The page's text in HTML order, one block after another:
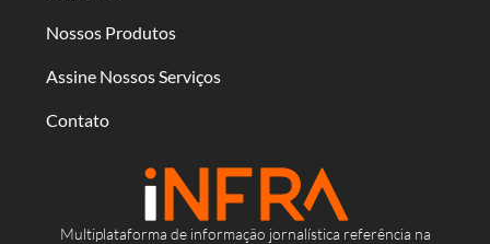
Multiplataforma de informação jornalística referência na
Nossos Produtos
Assine Nossos Serviços
Contato